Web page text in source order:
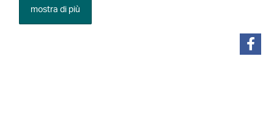
mostra di più